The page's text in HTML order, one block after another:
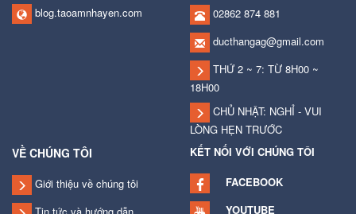
blog.taoamnhayen.com
02862 874 881
ducthangag@gmail.com
THỨ 2 ~ 7: TỪ 8H00 ~
18H00
CHỦ NHẬT: NGHỈ - VUI
LÒNG HẸN TRƯỚC
VỀ CHÚNG TÔI
Giới thiệu về chúng tôi
KẾT NỐI VỚI CHÚNG TÔI
FACEBOOK
YOUTUBE